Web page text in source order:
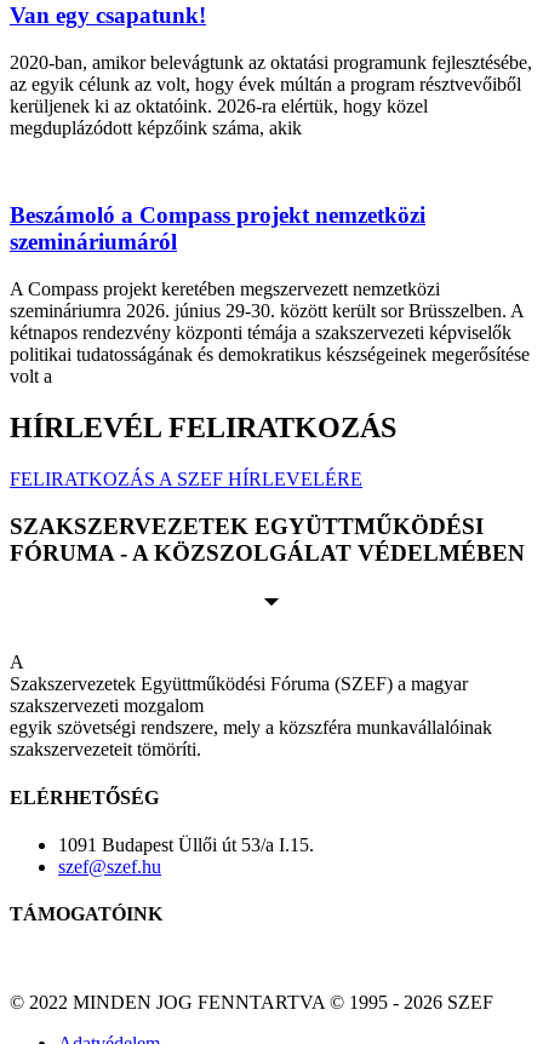
Van egy csapatunk!
2020-ban, amikor belevágtunk az oktatási programunk fejlesztésébe,
az egyik célunk az volt, hogy évek múltán a program résztvevőiből
kerüljenek ki az oktatóink. 2026-ra elértük, hogy közel
megduplázódott képzőink száma, akik
Beszámoló a Compass projekt nemzetközi
szemináriumáról
A Compass projekt keretében megszervezett nemzetközi
szemináriumra 2026. június 29-30. között került sor Brüsszelben. A
kétnapos rendezvény központi témája a szakszervezeti képviselők
politikai tudatosságának és demokratikus készségeinek megerősítése
volt a
HÍRLEVÉL FELIRATKOZÁS
FELIRATKOZÁS A SZEF HÍRLEVELÉRE
SZAKSZERVEZETEK EGYÜTTMŰKÖDÉSI
FÓRUMA - A KÖZSZOLGÁLAT VÉDELMÉBEN
A
Szakszervezetek Együttműködési Fóruma (SZEF) a magyar
szakszervezeti mozgalom
egyik szövetségi rendszere, mely a közszféra munkavállalóinak
szakszervezeteit tömöríti.
ELÉRHETŐSÉG
1091 Budapest Üllői út 53/a I.15.
szef@szef.hu
TÁMOGATÓINK
© 2022 MINDEN JOG FENNTARTVA © 1995 - 2026 SZEF